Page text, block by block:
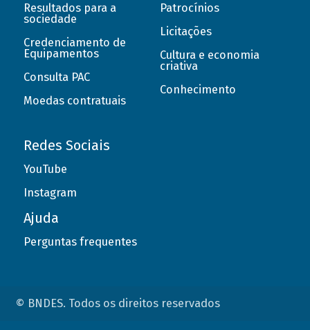
Resultados para a
sociedade
Credenciamento de
Equipamentos
Consulta PAC
Moedas contratuais
Patrocínios
Licitações
Cultura e economia
criativa
Conhecimento
Redes Sociais
YouTube
Instagram
Ajuda
Perguntas frequentes
© BNDES. Todos os direitos reservados